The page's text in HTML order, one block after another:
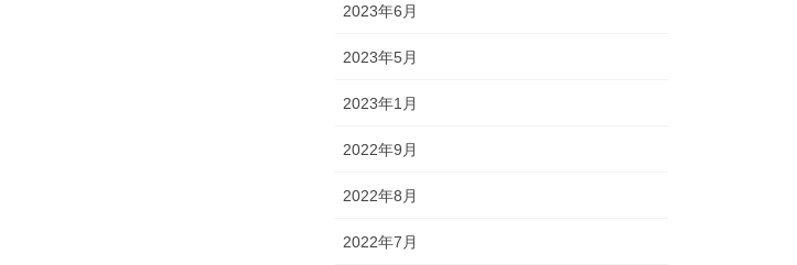
2023年6月
2023年5月
2023年1月
2022年9月
2022年8月
2022年7月